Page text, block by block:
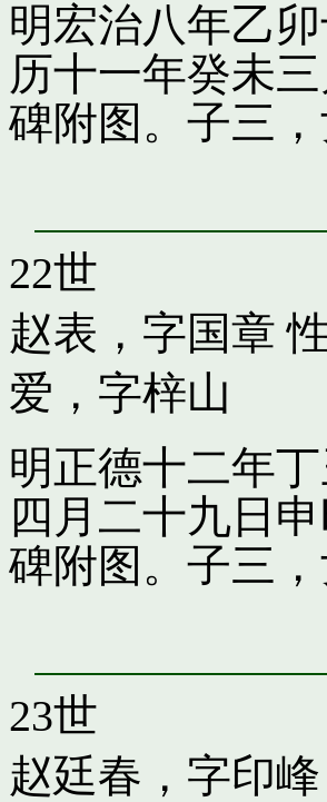
明宏治八年乙
历十一年癸未
碑附图。子三，
22世
赵表，字国章
爱，字梓山
明正德十二年
四月二十九日
碑附图。子三，
23世
赵廷春，字印峰